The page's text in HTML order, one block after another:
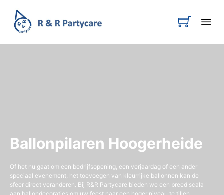
Ballonpilaren Hoogerheide
Of het nu gaat om een bedrijfsopening, een verjaardag of een ander
speciaal evenement, het toevoegen van kleurrijke ballonnen kan de
sfeer direct veranderen. Bij R&R Partycare bieden we een breed scala
aan ballondecoraties om uw feest naar een hoger niveau te tillen.